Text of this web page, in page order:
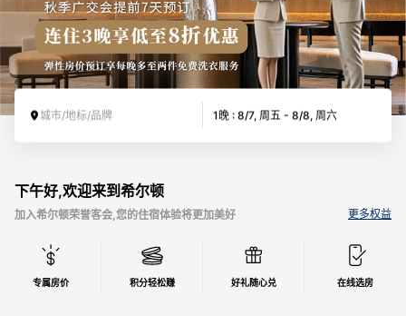
城市/地标/品牌 1晚 : 8/7, 周五 - 8/8, 周六
下午好,欢迎来到希尔顿
加入希尔顿荣誉客会,您的住宿体验将更加美好 更多权益
专属房价 积分轻松赚 好礼随心兑 在线选房